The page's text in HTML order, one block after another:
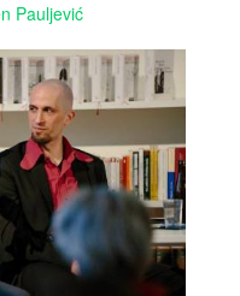
Pauljević